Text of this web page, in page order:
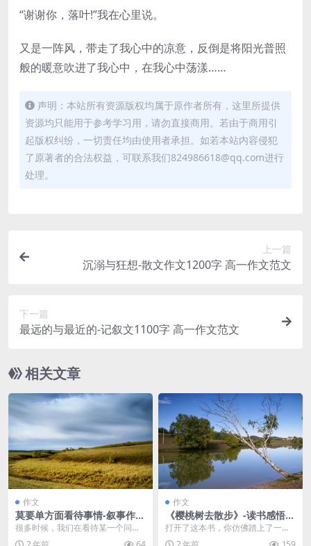
“谢谢你，落叶!”我在心里说。
又是一阵风，带走了我心中的凉意，反倒是将阳光普照
般的暖意吹进了我心中，在我心中荡漾……
声明：本站所有资源版权均属于原作者所有，这里所提供
资源均只能用于参考学习用，请勿直接商用。若由于商用引
起版权纠纷，一切责任均由使用者承担。如若本站内容侵犯
了原著者的合法权益，可联系我们824986618@qq.com进行
处理。
上一篇
沉溺与狂想-散文作文1200字 高一作文范文
下一篇
最远的与最近的-记叙文1100字 高一作文范文
相关文章
作文
莫要单方面看待事情-叙事作文
700字 高一作文范文
很多时候，我们在看待某一个问
题，认识某一个事物时，只会从一
作文
《樱桃树去散步》-读书感悟1
500字 高二作文范文
打开了这本书，你仿佛踏上了一段
不可思议的旅途。樱桃树趁着月黑